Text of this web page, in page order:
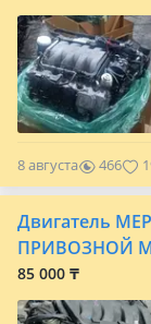
8 августа 466
Двигатель
ПРИВОЗНОЙ
85 000 ₸